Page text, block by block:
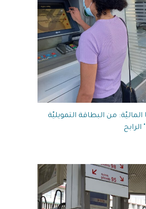
الماليّة: من البطاقة التمويليّة
الرابح